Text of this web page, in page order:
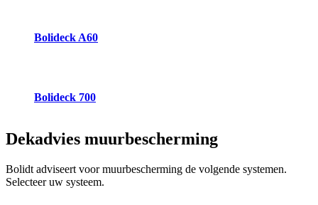
Bolideck A60
Bolideck 700
Dekadvies muurbescherming
Bolidt adviseert voor muurbescherming de volgende systemen.
Selecteer uw systeem.